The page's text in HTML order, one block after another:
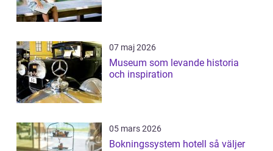
07 maj 2026
Museum som levande historia
och inspiration
05 mars 2026
Bokningssystem hotell så väljer